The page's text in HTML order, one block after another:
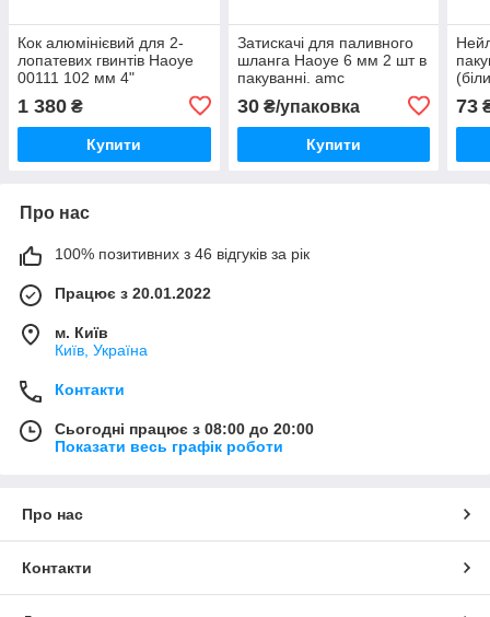
Кок алюмінієвий для 2-
лопатевих гвинтів Haoye
00111 102 мм 4"
радіокерованої моделі
літака amc
1 380 ₴
Купити
Затискачі для паливного
шланга Haoye 6 мм 2 шт в
пакуванні. amc
30₴/упаковка
Купити
73
Про нас
100% позитивних з 46 відгуків за рік
Працює з 20.01.2022
м. Київ
Київ, Україна
Контакти
Сьогодні працює з 08:00 до 20:00
Показати весь графік роботи
Про нас
Контакти